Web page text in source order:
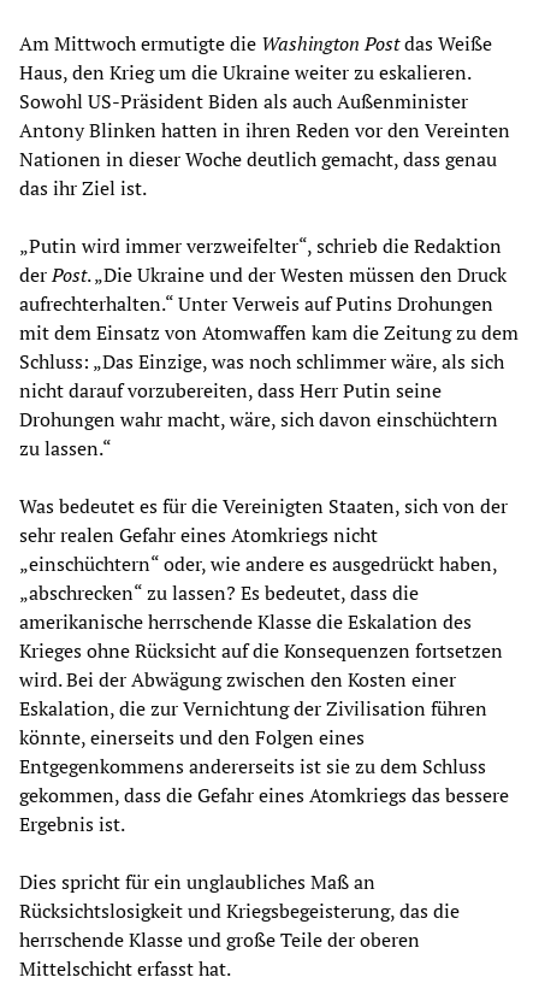
Am Mittwoch ermutigte die Washington Postdas Weiße
Haus, den Krieg um die Ukraine weiter zu eskalieren.
Sowohl US-Präsident Biden als auch Außenminister
Antony Blinken hatten in ihren Reden vor den Vereinten
Nationen in dieser Woche deutlich gemacht, dass genau
das ihr Ziel ist.
„Putin wird immer verzweifelter“, schrieb die Redaktion
derPost. „Die Ukraine und der Westen müssen den Druck
aufrechterhalten.“ Unter Verweis auf Putins Drohungen
mit dem Einsatz von Atomwaffen kam die Zeitung zu dem
Schluss: „Das Einzige, was noch schlimmer wäre, als sich
nicht darauf vorzubereiten, dass Herr Putin seine
Drohungen wahr macht, wäre, sich davon einschüchtern
zu lassen.“
Was bedeutet es für die Vereinigten Staaten, sich von der
sehr realen Gefahr eines Atomkriegs nicht
„einschüchtern“ oder, wie andere es ausgedrückt haben,
„abschrecken“ zu lassen? Es bedeutet, dass die
amerikanische herrschende Klasse die Eskalation des
Krieges ohne Rücksicht auf die Konsequenzen fortsetzen
wird. Bei der Abwägung zwischen den Kosten einer
Eskalation, die zur Vernichtung der Zivilisation führen
könnte, einerseits und den Folgen eines
Entgegenkommens andererseits ist sie zu dem Schluss
gekommen, dass die Gefahr eines Atomkriegs das bessere
Ergebnis ist.
Dies spricht für ein unglaubliches Maß an
Rücksichtslosigkeit und Kriegsbegeisterung, das die
herrschende Klasse und große Teile der oberen
Mittelschicht erfasst hat.